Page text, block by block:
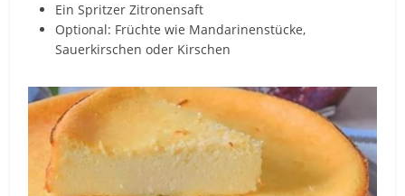
Ein Spritzer Zitronensaft
Optional: Früchte wie Mandarinenstücke,
Sauerkirschen oder Kirschen